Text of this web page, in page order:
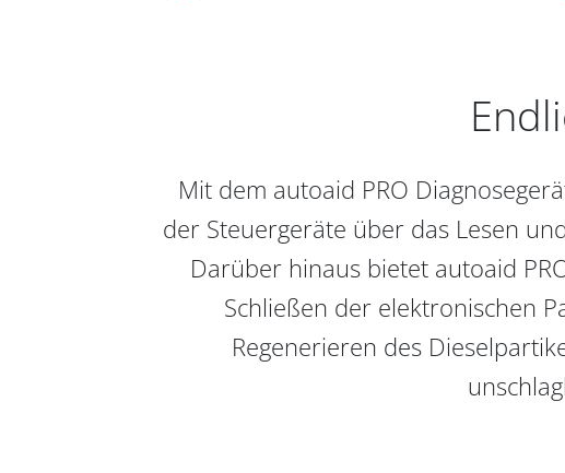
Mit dem autoaid PRO
der Steuergeräte über das Lesen
Darüber hinaus bietet autoaid
Schließen der elektronischen
Regenerieren des